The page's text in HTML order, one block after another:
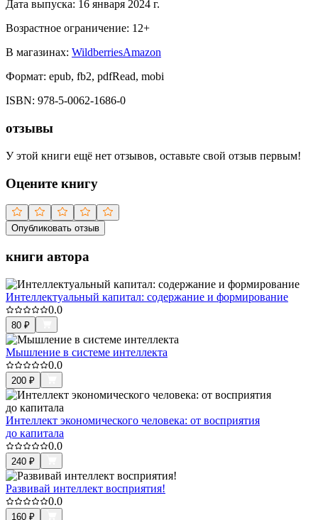
Дата выпуска: 16 января 2024 г.
Возрастное ограничение: 12+
В магазинах: WildberriesAmazon
Формат: epub, fb2, pdfRead, mobi
ISBN: 978-5-0062-1686-0
отзывы
У этой книги ещё нет отзывов, оставьте свой отзыв первым!
Оцените книгу
Опубликовать отзыв
книги автора
Интеллектуальный капитал: содержание и формирование
0.0
80 ₽
Мышление в системе интеллекта
0.0
200 ₽
Интеллект экономического человека: от восприятия
до капитала
0.0
240 ₽
Развивай интеллект восприятия!
0.0
160 ₽